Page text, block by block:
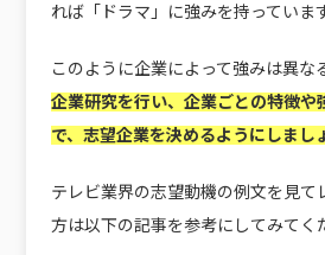
れば「ドラマ」に強みを持っています
このように企業によって強みは異な
企業研究を行い、企業ごとの特徴や
で、志望企業を決めるようにしまし
テレビ業界の志望動機の例文を見て
方は以下の記事を参考にしてみてく